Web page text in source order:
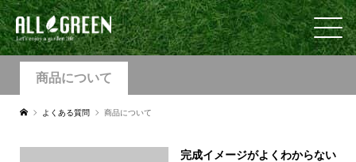
商品について
よくある質問 商品について
完成イメージがよくわからない